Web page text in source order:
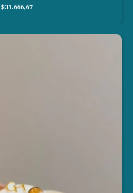
$31.666,67